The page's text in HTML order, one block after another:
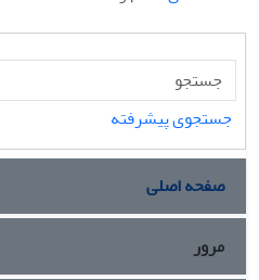
جستجوی پیشرفته
صفحه اصلی
مرور